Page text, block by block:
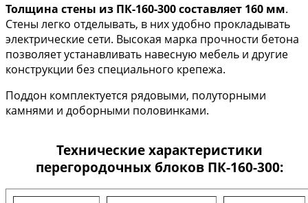
Толщина стены из ПК-160-300 составляет 160 мм.
Стены легко отделывать, в них удобно прокладывать
электрические сети. Высокая марка прочности бетона
позволяет устанавливать навесную мебель и другие
конструкции без специального крепежа.
Поддон комплектуется рядовыми, полуторными
камнями и доборными половинками.
Технические характеристики
перегородочных блоков ПК-160-300: